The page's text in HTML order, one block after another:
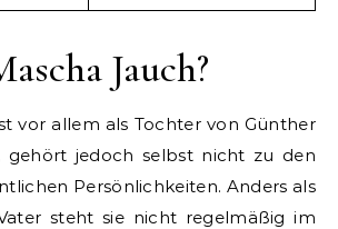
Jauch?
vor allem als Tochter von Günther
gehört jedoch selbst nicht zu den
Persönlichkeiten. Anders als
steht sie nicht regelmäßig im